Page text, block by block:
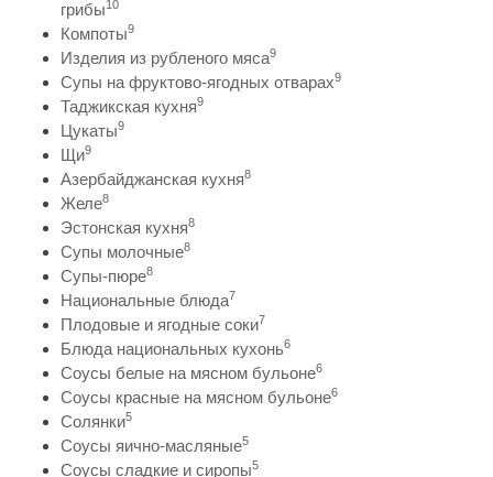
грибы10
Компоты9
Изделия из рубленого мяса9
Супы на фруктово-ягодных отварах9
Таджикская кухня9
Цукаты9
Щи9
Азербайджанская кухня8
Желе8
Эстонская кухня8
Супы молочные8
Супы-пюре8
Национальные блюда7
Плодовые и ягодные соки7
Блюда национальных кухонь6
Соусы белые на мясном бульоне6
Соусы красные на мясном бульоне6
Солянки5
Соусы яично-масляные5
Соусы сладкие и сиропы5